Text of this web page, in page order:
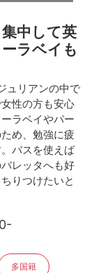
中して英
ラベイも
ュリアンの中で
性の方も安心
ラベイやパー
め、勉強に疲
バスを使えば
レッタへも好
りつけたいと
多国籍